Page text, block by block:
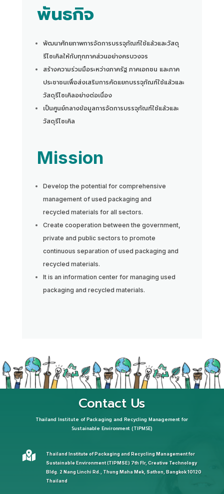
พันธกิจ
พัฒนาศักยภาพการจัดการบรรจุภัณฑ์ใช้แล้วและวัสดุ
รีไซเคิลให้กับทุกภาคส่วนอย่างครบวงจร
สร้างความร่วมมือระหว่างภาครัฐ ภาคเอกชน และภาค
ประชาชนเพื่อส่งเสริมการคัดแยกบรรจุภัณฑ์ใช้แล้วและ
วัสดุรีไซเคิลอย่างต่อเนื่อง
เป็นศูนย์กลางข้อมูลการจัดการบรรจุภัณฑ์ใช้แล้วและ
วัสดุรีไซเคิล
Mission
Develop the potential for comprehensive
management of used packaging and
recycled materials for all sectors.
Create cooperation between the government,
private and public sectors to promote
continuous separation of used packaging and
recycled materials.
It is an information center for managing used
packaging and recycled materials.
Contact Us
Thailand Institute of Packaging and Recycling Management for
Sustainable Environment (TIPMSE)

Thailand Institute of Packaging and Recycling Management for
Sustainable Environment (TIPMSE) 7th Flr, Creative Technology
Bldg. 2 Nang Linchi Rd., Thung Maha Mek, Sathon, Bangkok 10120
Thailand